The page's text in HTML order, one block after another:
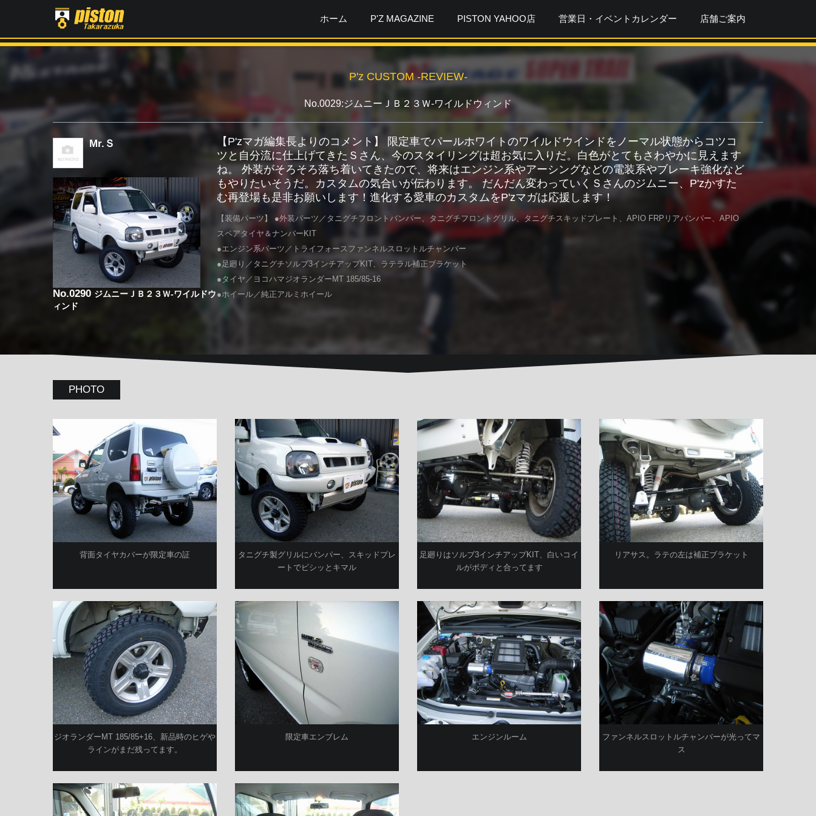
ホーム P'Z MAGAZINE PISTON YAHOO店 営業日・イベントカレンダー 店舗ご案内
P'z CUSTOM -REVIEW-
No.0029:ジムニーＪＢ２３Ｗ-ワイルドウィンド
Mr.Ｓ
No.0290 ジムニーＪＢ２３Ｗ-ワイルドウ
ィンド
【P'zマガ編集長よりのコメント】 限定車でパールホワイトのワイルドウインドをノーマル状態からコツコ
ツと自分流に仕上げてきたＳさん、今のスタイリングは超お気に入りだ。白色がとてもさわやかに見えます
ね。 外装がそろそろ落ち着いてきたので、将来はエンジン系やアーシングなどの電装系やブレーキ強化など
もやりたいそうだ。カスタムの気合いが伝わります。 だんだん変わっていくＳさんのジムニー、P'zかすた
む再登場も是非お願いします！進化する愛車のカスタムをP'zマガは応援します！
【装備パーツ】 ●外装パーツ／タニグチフロントバンパー、タニグチフロントグリル、タニグチスキッドプレート、APIO FRPリアバンパー、APIO
スペアタイヤ＆ナンバーKIT
●エンジン系パーツ／トライフォースファンネルスロットルチャンバー
●足廻り／タニグチソルブ3インチアップKIT、ラテラル補正ブラケット
●タイヤ／ヨコハマジオランダーMT 185/85-16
●ホイール／純正アルミホイール
PHOTO
背面タイヤカバーが限定車の証
タニグチ製グリルにバンパー、スキッドプレ
ートでビシッとキマル
足廻りはソルブ3インチアップKIT、白いコイ
ルがボディと合ってます
リアサス。ラテの左は補正ブラケット
ジオランダーMT 185/85+16、新品時のヒゲや
ラインがまだ残ってます。
限定車エンブレム エンジンルーム
ファンネルスロットルチャンバーが光ってマ
ス